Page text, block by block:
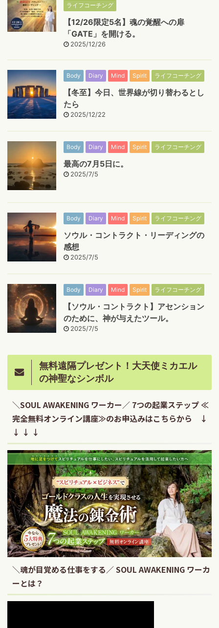
ライフコーチング
【12/26限定5名】魂の覚醒への扉
「GATE」を開ける。
2025/12/26
Body Diary Mind Spirit ライフコーチング
【冬至】今日、世界線が切り替わるとし
たら
2025/12/22
Body Diary Mind Spirit ライフコーチング
最高の7月5日に。
2025/7/5
Body Diary Mind Spirit ライフコーチング
ソウル・コントラクト・リーディングの
感想
2025/7/5
Body Diary Mind Spirit ライフコーチング
【ソウル・コントラクト】アセンション
のために、神が与えたツール。
2025/7/5
無料遠隔プレゼント！大天使ミカエル
の神聖なシンボル
＼SOUL AWAKENING ワーカー／ 7つの起業ステップ ≪
完全無料オンライン講座≫のお申込みはこちらから ↓
↓ ↓ ↓
＼魂が目覚める仕事をする／ SOUL AWAKENING ワーカ
ーとは？